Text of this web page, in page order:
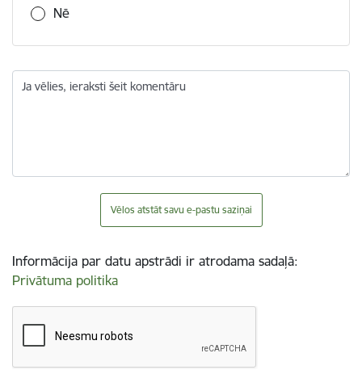
Nē
Ja vēlies, ieraksti šeit komentāru
Vēlos atstāt savu e-pastu saziņai
Informācija par datu apstrādi ir atrodama sadaļā:
Privātuma politika